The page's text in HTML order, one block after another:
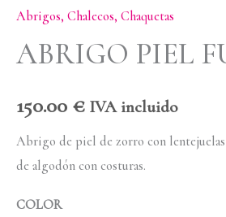
Abrigos, Chalecos, Chaquetas
ABRIGO PIEL
150.00 € IVA incluido
Abrigo de piel de zorro con lentejuelas
de algodón con costuras.
COLOR